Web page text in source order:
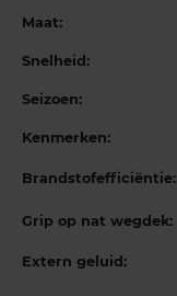
Maat:
Snelheid:
Seizoen:
Kenmerken:
Brandstofefficiëntie:
Grip op nat wegdek:
Extern geluid: